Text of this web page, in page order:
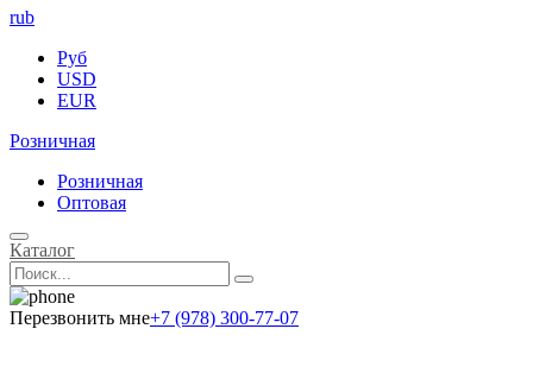
rub
Руб
USD
EUR
Розничная
Розничная
Оптовая
Каталог
Перезвонить мне+7 (978) 300-77-07